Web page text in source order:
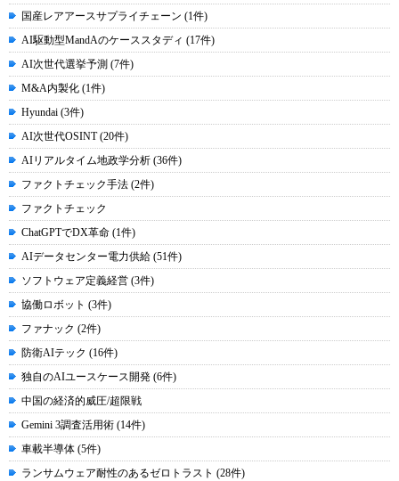
国産レアアースサプライチェーン (1件)
AI駆動型MandAのケーススタディ (17件)
AI次世代選挙予測 (7件)
M&A内製化 (1件)
Hyundai (3件)
AI次世代OSINT (20件)
AIリアルタイム地政学分析 (36件)
ファクトチェック手法 (2件)
ファクトチェック
ChatGPTでDX革命 (1件)
AIデータセンター電力供給 (51件)
ソフトウェア定義経営 (3件)
協働ロボット (3件)
ファナック (2件)
防衛AIテック (16件)
独自のAIユースケース開発 (6件)
中国の経済的威圧/超限戦
Gemini 3調査活用術 (14件)
車載半導体 (5件)
ランサムウェア耐性のあるゼロトラスト (28件)